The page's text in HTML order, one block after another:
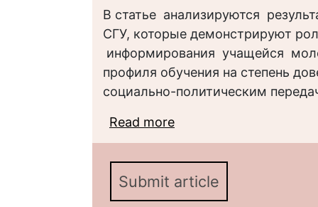
В статье анализируются
СГУ, которые демонстрируют
информирования учащейся
профиля обучения на степень
социально-политическим
Read more
СГУ (по результатам
Submit article